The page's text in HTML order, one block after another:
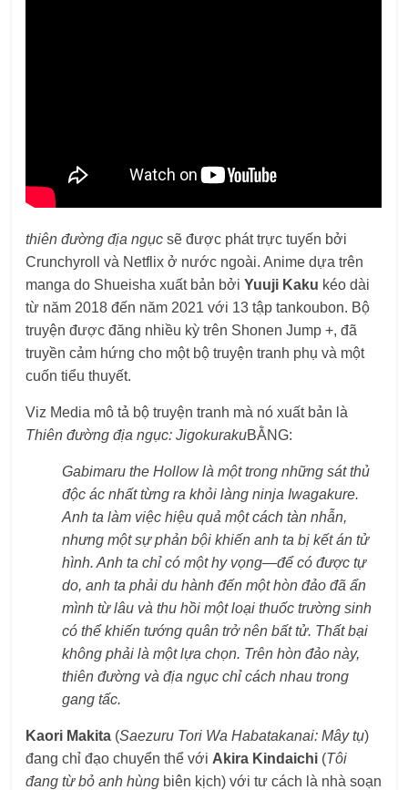
thiên đường địa ngụcsẽ được phát trực tuyến bởi
Crunchyroll và Netflix ở nước ngoài. Anime dựa trên
manga do Shueisha xuất bản bởi Yuuji Kaku kéo dài
từ năm 2018 đến năm 2021 với 13 tập tankoubon. Bộ
truyện được đăng nhiều kỳ trên Shonen Jump +, đã
truyền cảm hứng cho một bộ truyện tranh phụ và một
cuốn tiểu thuyết.
Viz Media mô tả bộ truyện tranh mà nó xuất bản là
Thiên đường địa ngục:JigokurakuBẰNG:
Gabimaru the Hollow là một trong những sát thủ
độc ác nhất từng ra khỏi làng ninja Iwagakure.
Anh ta làm việc hiệu quả một cách tàn nhẫn,
nhưng một sự phản bội khiến anh ta bị kết án tử
hình. Anh ta chỉ có một hy vọng—để có được tự
do, anh ta phải du hành đến một hòn đảo đã ẩn
mình từ lâu và thu hồi một loại thuốc trường sinh
có thể khiến tướng quân trở nên bất tử. Thất bại
không phải là một lựa chọn. Trên hòn đảo này,
thiên đường và địa ngục chỉ cách nhau trong
gang tấc.
Kaori Makita (Saezuru Tori Wa Habatakanai: Mây tụ)
đang chỉ đạo chuyển thể với Akira Kindaichi (Tôi
đang từ bỏ anh hùng biên kịch) với tư cách là nhà soạn